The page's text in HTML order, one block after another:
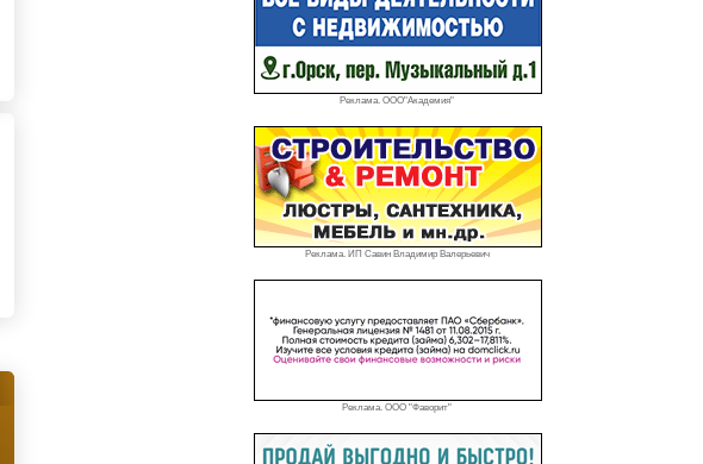
Реклама. ООО"Академия"
Реклама. ИП Савин Владимир Валерьевич
Реклама. ООО "Фаворит"